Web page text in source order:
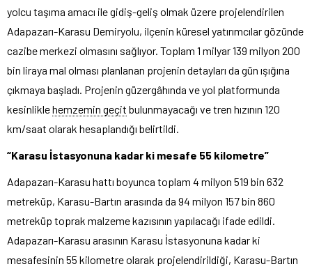
yolcu taşıma amacı ile gidiş-geliş olmak üzere projelendirilen
Adapazarı-Karasu Demiryolu, ilçenin küresel yatırımcılar gözünde
cazibe merkezi olmasını sağlıyor. Toplam 1 milyar 139 milyon 200
bin liraya mal olması planlanan projenin detayları da gün ışığına
çıkmaya başladı. Projenin güzergâhında ve yol platformunda
kesinliklehemzemin geçit bulunmayacağı ve tren hızının 120
km/saat olarak hesaplandığı belirtildi.
“Karasu İstasyonuna kadar ki mesafe 55 kilometre”
Adapazarı-Karasu hattı boyunca toplam 4 milyon 519 bin 632
metreküp, Karasu-Bartın arasında da 94 milyon 157 bin 860
metreküp toprak malzeme kazısının yapılacağı ifade edildi.
Adapazarı-Karasu arasının Karasu İstasyonuna kadar ki
mesafesinin 55 kilometre olarak projelendirildiği, Karasu-Bartın